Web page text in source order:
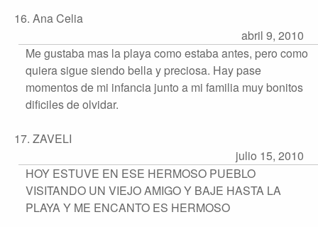
16. Ana Celia
abril 9, 2010
Me gustaba mas la playa como estaba antes, pero como
quiera sigue siendo bella y preciosa. Hay pase
momentos de mi infancia junto a mi familia muy bonitos
dificiles de olvidar.
17. ZAVELI
julio 15, 2010
HOY ESTUVE EN ESE HERMOSO PUEBLO
VISITANDO UN VIEJO AMIGO Y BAJE HASTA LA
PLAYA Y ME ENCANTO ES HERMOSO